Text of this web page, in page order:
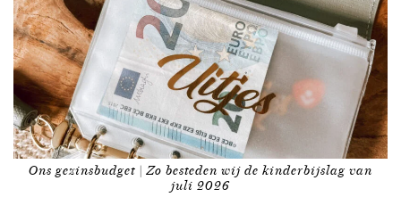
Ons gezinsbudget | Zo besteden wij de kinderbijslag van
juli 2026